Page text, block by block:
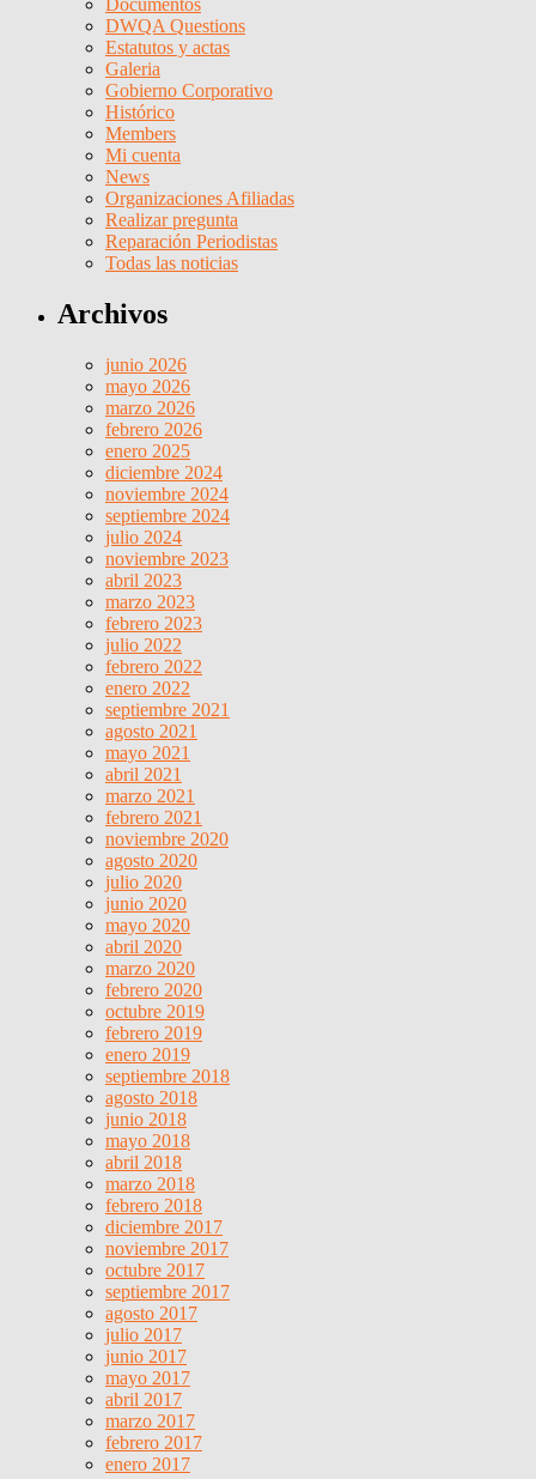
Documentos
DWQA Questions
Estatutos y actas
Galeria
Gobierno Corporativo
Histórico
Members
Mi cuenta
News
Organizaciones Afiliadas
Realizar pregunta
Reparación Periodistas
Todas las noticias
Archivos
junio 2026
mayo 2026
marzo 2026
febrero 2026
enero 2025
diciembre 2024
noviembre 2024
septiembre 2024
julio 2024
noviembre 2023
abril 2023
marzo 2023
febrero 2023
julio 2022
febrero 2022
enero 2022
septiembre 2021
agosto 2021
mayo 2021
abril 2021
marzo 2021
febrero 2021
noviembre 2020
agosto 2020
julio 2020
junio 2020
mayo 2020
abril 2020
marzo 2020
febrero 2020
octubre 2019
febrero 2019
enero 2019
septiembre 2018
agosto 2018
junio 2018
mayo 2018
abril 2018
marzo 2018
febrero 2018
diciembre 2017
noviembre 2017
octubre 2017
septiembre 2017
agosto 2017
julio 2017
junio 2017
mayo 2017
abril 2017
marzo 2017
febrero 2017
enero 2017